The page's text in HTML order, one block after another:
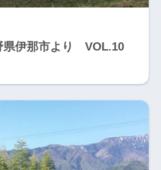
伊那市より VOL.10